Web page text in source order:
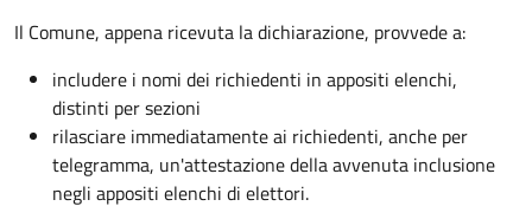
Il Comune, appena ricevuta la dichiarazione, provvede a:
includere i nomi dei richiedenti in appositi elenchi,
distinti per sezioni
rilasciare immediatamente ai richiedenti, anche per
telegramma, un'attestazione della avvenuta inclusione
negli appositi elenchi di elettori.